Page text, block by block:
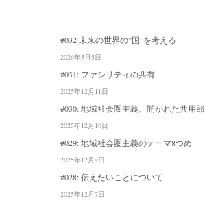
#032 未来の世界の”国”を考える
2026年5月5日
#031: ファシリティの共有
2025年12月11日
#030: 地域社会圏主義、開かれた共用部
2025年12月10日
#029: 地域社会圏主義のテーマ8つめ
2025年12月9日
#028: 伝えたいことについて
2025年12月7日